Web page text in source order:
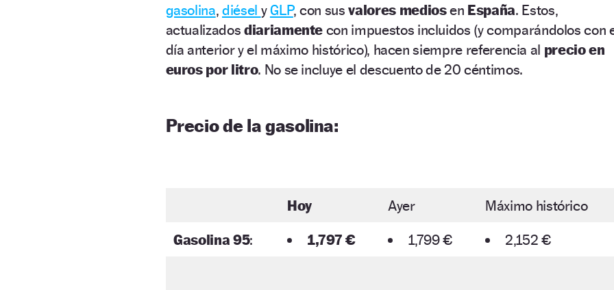
gasolina,diésel yGLP, con susvalores mediosen España. Estos,
actualizados diariamente con impuestos incluidos (y comparándolos con
día anterior y el máximo histórico), hacen siempre referencia al precio en
euros por litro. No se incluye el descuento de 20 céntimos.
Precio de la gasolina:
Hoy Ayer
Máximo histórico
Gasolina 95: 1,797 € 1,799 € 2,152 €